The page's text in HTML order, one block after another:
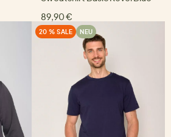
89,90 €
20 % SALE NEU